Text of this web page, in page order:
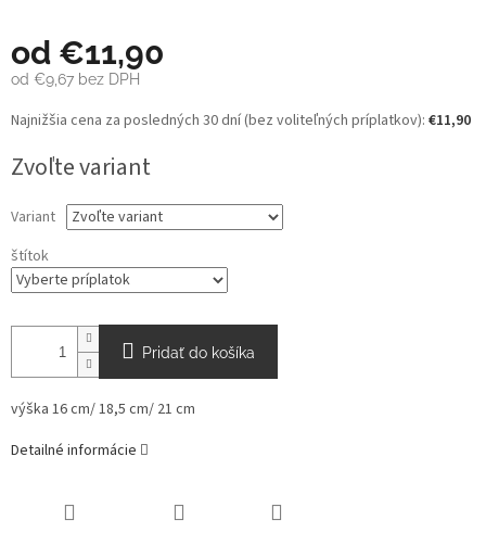
od €11,90
od €9,67 bez DPH
Jednotková
cena:
Najnižšia cena za posledných 30 dní (bez voliteľných príplatkov): €11,90
Zvoľte variant
Variant
štítok
Pridať do košíka
výška 16 cm/ 18,5 cm/ 21 cm
Detailné informácie